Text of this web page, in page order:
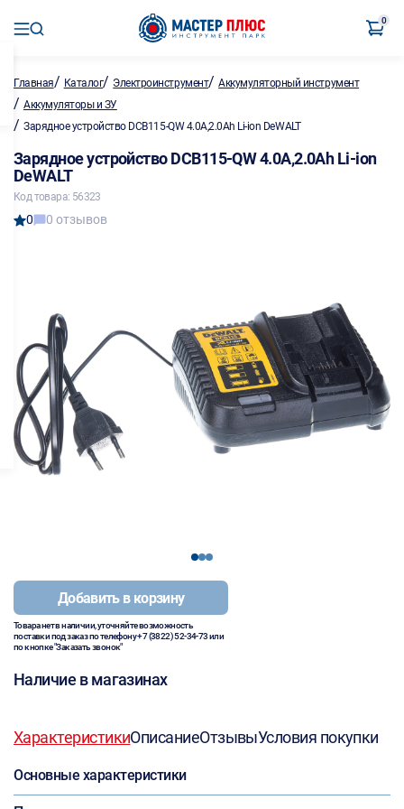
0
Главная/ Каталог/ Электроинструмент/Аккумуляторный инструмент
/ Аккумуляторы и ЗУ
/ Зарядное устройство DCB115-QW 4.0А,2.0Ah Li-ion DeWALT
Зарядное устройство DCB115-QW 4.0А,2.0Ah Li-ion
DeWALT
Код товара: 56323
0 0 отзывов
123
Добавить в корзину
Товара нет в наличии, уточняйте возможность
поставки под заказ по телефону+7 (3822) 52-34-73или
по кнопке "Заказать звонок"
Наличие в магазинах
ХарактеристикиОписаниеОтзывыУсловия покупки
Основные характеристики